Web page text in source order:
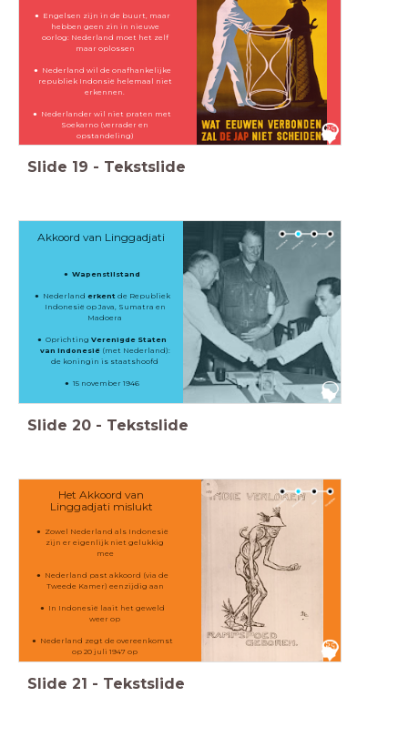
Engelsen zijn in de buurt, maar
hebben geen zin in nieuwe
oorlog: Nederland moet het zelf
maar oplossen
Nederland wil de onafhankelijke
republiek Indonsië helemaal niet
erkennen.
Nederlander wil niet praten met
Soekarno (verrader en
opstandeling)
Slide 19 - Tekstslide
Akkoord van Linggadjati
Wapenstilstand
Nederland erkent de Republiek
Indonesië op Java, Sumatra en
Madoera
OprichtingVerenigde Staten
van Indonesië(met Nederland):
de koningin is staatshoofd
15 november 1946
Slide 20 - Tekstslide
Het Akkoord van
Linggadjati mislukt
Zowel Nederland als Indonesië
zijn er eigenlijk niet gelukkig
mee
Nederland past akkoord (via de
Tweede Kamer) eenzijdig aan
In Indonesië laait het geweld
weer op
Nederland zegt de overeenkomst
op 20 juli 1947 op
Slide 21 - Tekstslide